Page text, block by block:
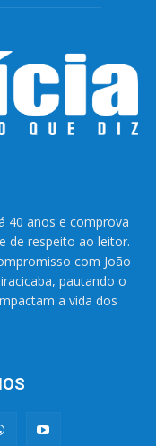
40 anos e comprova
de respeito ao leitor.
com João
pautando o
a vida dos